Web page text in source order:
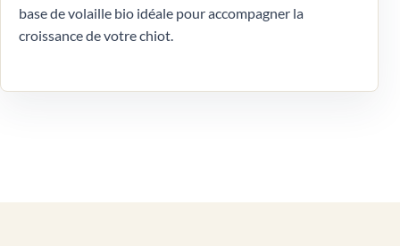
base de volaille bio idéale pour accompagner la
croissance de votre chiot.